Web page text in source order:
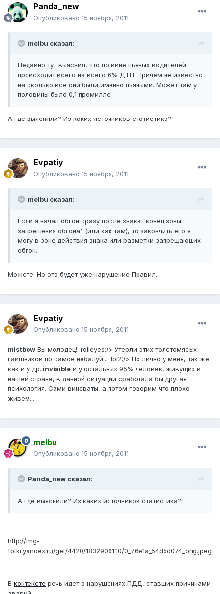
Panda_new
Опубликовано 15 ноября, 2011
melbu сказал:
Недавно тут выяснил, что по вине пьяных водителей
происходит всего на всего 6% ДТП. Причем не известно
на сколько все они были именно пьяными. Может там у
половины было 0,1 промилле.
А где выяснили? Из каких источников статистика?
Evpatiy
Опубликовано 15 ноября, 2011
melbu сказал:
Если я начал обгон сразу после знака "конец зоны
запрещения обгона" (или как там), то закончить его я
могу в зоне действия знака или разметки запрещающих
обгон.
Можете. Но это будет уже нарушение Правил.
Evpatiy
Опубликовано 15 ноября, 2011
mistbow Вы молодец! :rolleyes:/> Утерли этих толстомясых
гаишников по самое небалуй... :lol2:/> Но лично у меня, так же
как и у др. invisible и у остальных 95% человек, живущих в
нашей стране, в данной ситуации сработала бы другая
психология. Сами виноваты, а потом говорим что плохо
живем...
melbu
Опубликовано 15 ноября, 2011
Panda_new сказал:
А где выяснили? Из каких источников статистика?
http://img-
fotki.yandex.ru/get/4420/18329061.10/0_76e1a_54d5d074_orig.jpeg
В контексте речь идет о нарушениях ПДД, ставших причинами